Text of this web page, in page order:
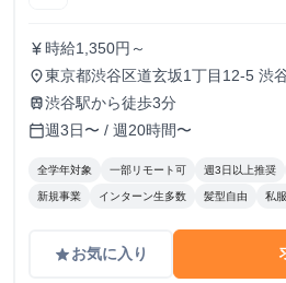
currency_yen 時給1,350円～
place東京都渋谷区道玄坂1丁目12-5 渋
train渋谷駅から徒歩3分
calendar_today週3日〜 / 週20時間〜
全学年対象 一部リモート可 週3日以上推奨
新規事業 インターン生多数 髪型自由 私
gradeお気に入り